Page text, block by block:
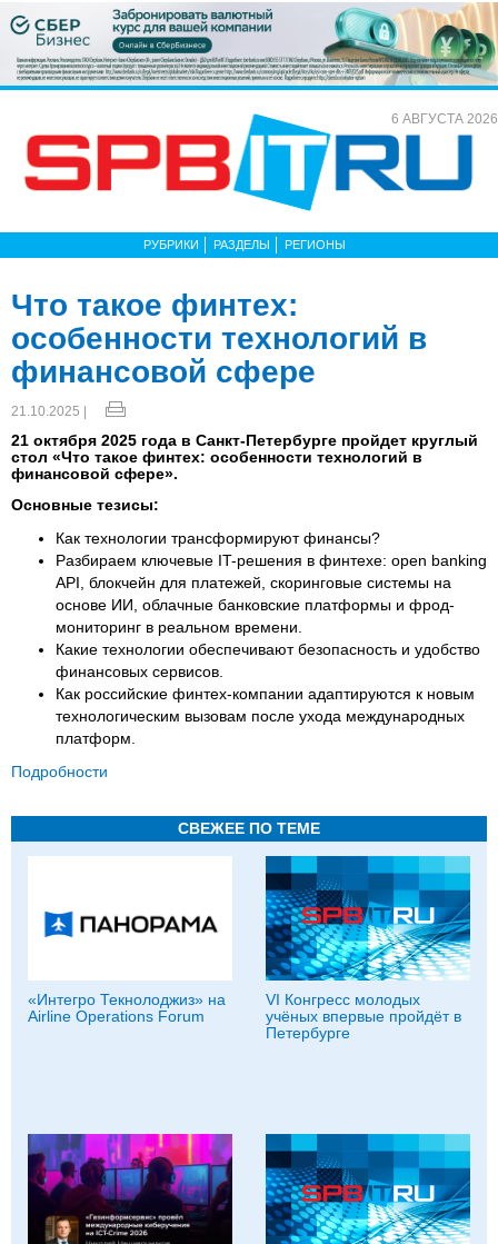
6 АВГУСТА 2026
РУБРИКИ РАЗДЕЛЫ РЕГИОНЫ
Что такое финтех:
особенности технологий в
финансовой сфере
21.10.2025 |
21 октября 2025 года в Санкт-Петербурге пройдет круглый
стол «Что такое финтех: особенности технологий в
финансовой сфере».
Основные тезисы:
Как технологии трансформируют финансы?
Разбираем ключевые IT-решения в финтехе: open banking
API, блокчейн для платежей, скоринговые системы на
основе ИИ, облачные банковские платформы и фрод-
мониторинг в реальном времени.
Какие технологии обеспечивают безопасность и удобство
финансовых сервисов.
Как российские финтех-компании адаптируются к новым
технологическим вызовам после ухода международных
платформ.
Подробности
СВЕЖЕЕ ПО ТЕМЕ
«Интегро Текнолоджиз» на
Airline Operations Forum
VI Конгресс молодых
учёных впервые пройдёт в
Петербурге